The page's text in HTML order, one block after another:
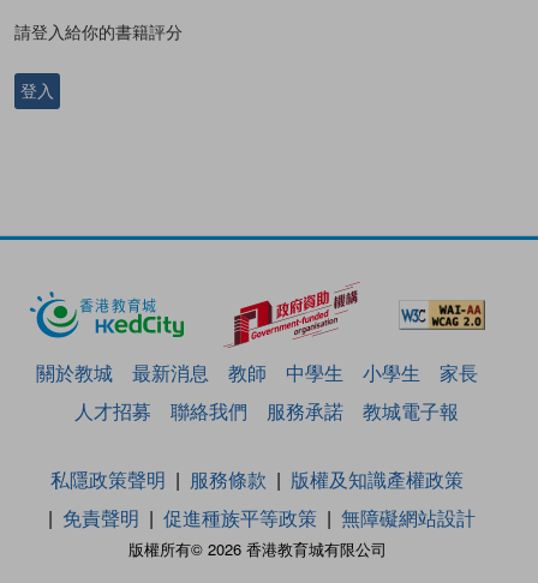
請登入給你的書籍評分
登入
關於教城 最新消息 教師 中學生 小學生
家長
人才招募
聯絡我們 服務承諾 教城電子報
版權所有© 2026 香港教育城有限公司
私隱政策聲明 服務條款
版權及知識產權政策
免責聲明
促進種族平等政策 無障礙網站設計